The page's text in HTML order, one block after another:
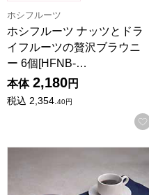
ホシフルーツ
ホシフルーツ ナッツとドラ
イフルーツの贅沢ブラウニ
ー 6個[HFNB-…
本体 2,180円
税込 2,354.40円